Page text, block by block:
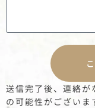
送信完了後、連絡が
の可能性がございま